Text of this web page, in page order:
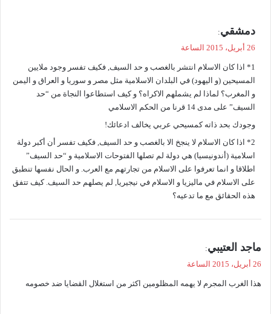
ي
ل
دمشقي:
26 أبريل، 2015 الساعة
1* اذا كان الاسلام انتشر بالغصب و حد السيف, فكيف تفسر وجود ملايين
المسيحين (و اليهود) في البلدان الاسلامية مثل مصر و سوريا و العراق و اليمن
و المغرب؟ لماذا لم يشملهم الاكراه؟ و كيف استطاعوا النجاة من “حد
السيف” على مدى 14 قرنا من الحكم الاسلامي
وجودك بحد ذاته كمسيحي عربي يخالف ادعائك!
2* اذا كان الاسلام لا ينجخ الا بالغصب و حد السيف, فكيف تفسر أن أكبر دولة
اسلامية (أندونيسيا) هي دولة لم تصلها الفتوحات الاسلامية و “حد السيف”
اطلاقا و انما تعرفوا على الاسلام من تجارتهم مع العرب. و الحال نفسها تنطبق
على الاسلام في ماليزيا و الاسلام في نيجيريا, لم يصلهم حد السيف. كيف تتفق
هذه الحقائق مع ما تدعيه؟
ل
ماجد العتيبي:
26 أبريل، 2015 الساعة
هذا الغرب المجرم لا يهمه المظلومين اكثر من استغلال القضايا ضد خصومه